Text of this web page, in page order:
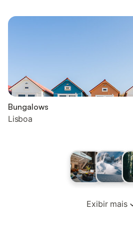
Bungalows
Lisboa
Exibir mais